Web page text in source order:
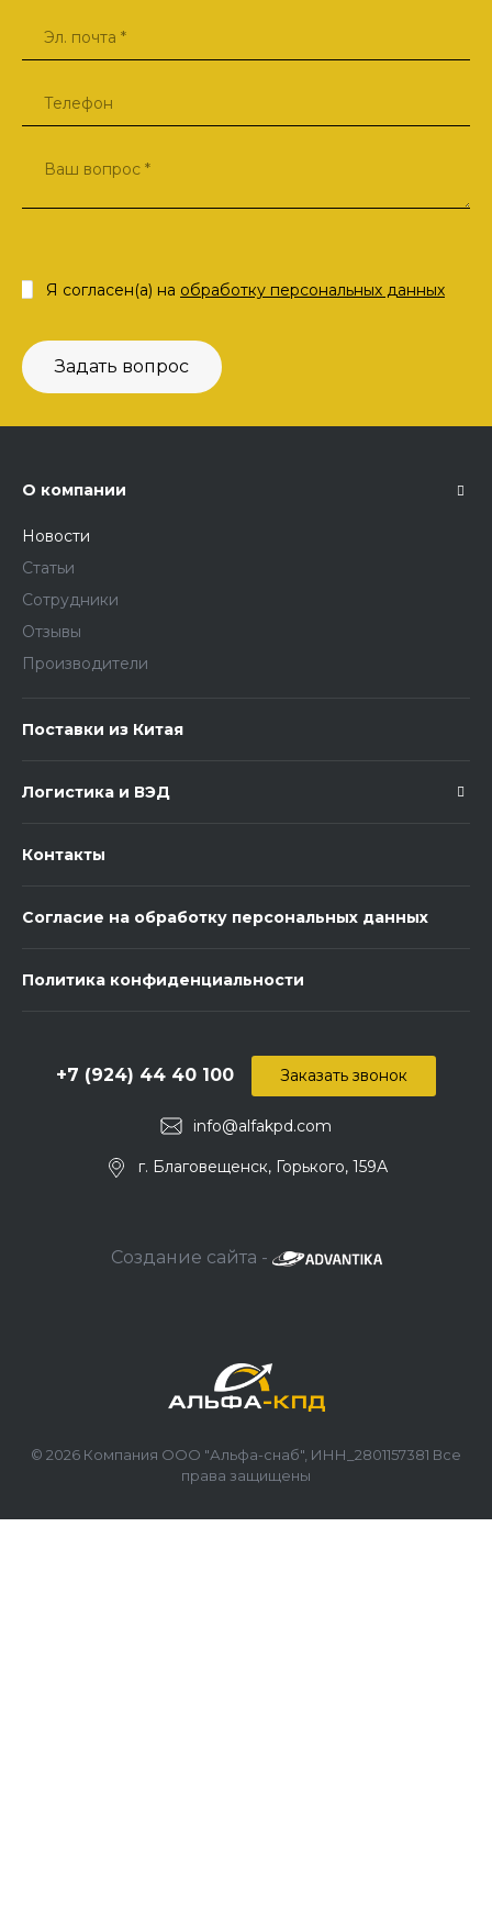
Задать вопрос
Я согласен(а) на обработку персональных данных
О компании
Новости
Статьи
Сотрудники
Отзывы
Производители
Поставки из Китая
Логистика и ВЭД
Контакты
Согласие на обработку персональных данных
Политика конфиденциальности
info@alfakpd.com
+7 (924) 44 40 100
г. Благовещенск, Горького, 159А
Заказать звонок
© 2026 Компания ООО "Альфа-снаб", ИНН_2801157381 Все
права защищены
Создание сайта -